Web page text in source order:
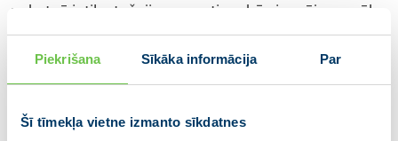
Piekrišana Sīkāka informācija Par
Šī tīmekļa vietne izmanto sīkdatnes
pakotnē ietilpstošajiem grantiem būs iespējams vēl
vairāk mazināt atkarību no Krievijas energoresursiem
un veicināt ilgtspējīgu enerģētisko politiku.
mērķtiecīgas un atbilstošas valsts ilgtermiņa